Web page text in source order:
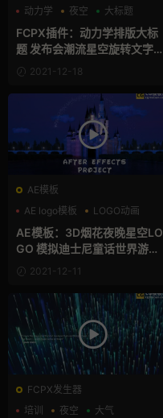
动力学
夜空 大标题
FCPX插件：动力学排版大标
题 发布会潮流星空旋转文字动
画fcpx插件 Kinetic Typogra
phy Titles V10
2021-12-18
AE模板
AE logo模板
LOGO动画
三维
AE模板：3D烟花夜晚星空LO
GO 模拟迪士尼童话世界游乐
园城堡视频开场片头模板 Fair
y Tale World
2021-12-11
FCPX发生器
培训
夜空 大气